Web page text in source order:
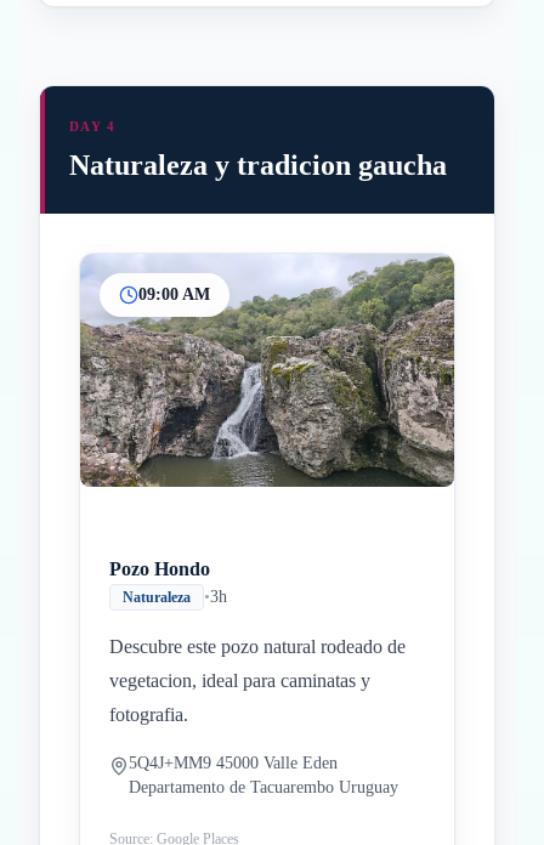
InicioParadas intermedias
Final
DAY 4
Naturaleza y tradicion gaucha
09:00 AM
Pozo Hondo
Naturaleza •3h
Descubre este pozo natural rodeado de
vegetacion, ideal para caminatas y
fotografia.
5Q4J+MM9 45000 Valle Eden
Departamento de Tacuarembo Uruguay
Source: Google Places